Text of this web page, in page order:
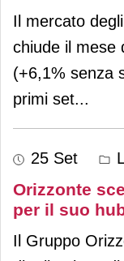
Il mercato
chiude il mese
(+6,1% senza
primi set...
25 Set
Orizzonte
per il suo
Il Gruppo